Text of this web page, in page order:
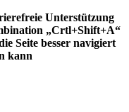
Unterstützung
„Crtl+Shift+A“
Seite besser navigiert
kann